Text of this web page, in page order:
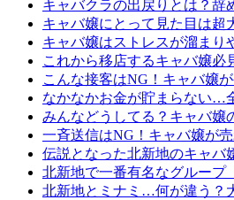
キャバクラの出戻りとは？辞
キャバ嬢にとって見た目は超
キャバ嬢はストレスが溜まり
これから移店するキャバ嬢必
こんな接客はNG！キャバ嬢
なかなかお金が貯まらない…
みんなどうしてる？キャバ嬢
一斉送信はNG！キャバ嬢が
伝説となった北新地のキャバ
北新地で一番有名なグループ
北新地とミナミ…何が違う？